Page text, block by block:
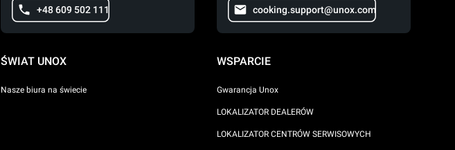
+48 609 502 111
cooking.support@unox.com
ŚWIAT UNOX
Nasze biura na świecie
WSPARCIE
Gwarancja Unox
LOKALIZATOR DEALERÓW
LOKALIZATOR CENTRÓW SERWISOWYCH